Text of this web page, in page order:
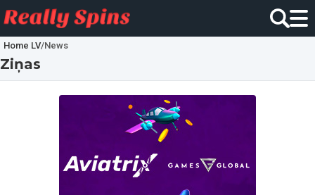
Home LV/News
Ziņas